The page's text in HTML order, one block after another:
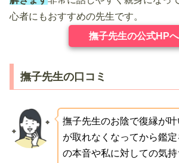
心者にもおすすめの先生です。
撫子先生の公式HPへ
撫子先生の口コミ
撫子先生のお陰で復縁が
が取れなくなってから鑑
の本音や私に対しての気